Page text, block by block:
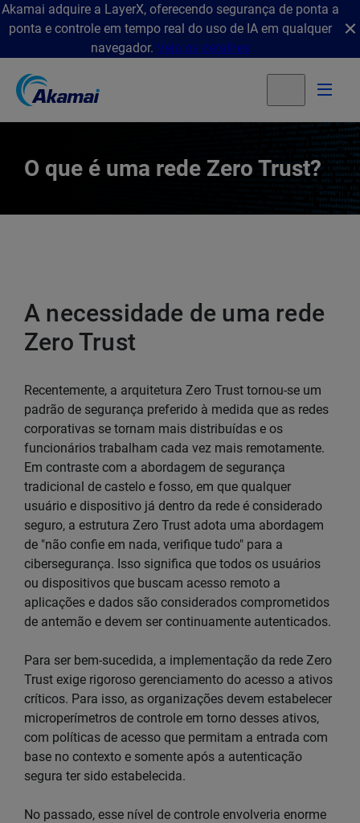
Akamai adquire a LayerX, oferecendo segurança de ponta a
ponta e controle em tempo real do uso de IA em qualquer
navegador. Veja os detalhes
O que é uma rede Zero Trust?
A necessidade de uma rede
Zero Trust
Recentemente, a arquitetura Zero Trust tornou-se um
padrão de segurança preferido à medida que as redes
corporativas se tornam mais distribuídas e os
funcionários trabalham cada vez mais remotamente.
Em contraste com a abordagem de segurança
tradicional de castelo e fosso, em que qualquer
usuário e dispositivo já dentro da rede é considerado
seguro, a estrutura Zero Trust adota uma abordagem
de "não confie em nada, verifique tudo" para a
cibersegurança. Isso significa que todos os usuários
ou dispositivos que buscam acesso remoto a
aplicações e dados são considerados comprometidos
de antemão e devem ser continuamente autenticados.
Para ser bem-sucedida, a implementação da rede Zero
Trust exige rigoroso gerenciamento do acesso a ativos
críticos. Para isso, as organizações devem estabelecer
microperímetros de controle em torno desses ativos,
com políticas de acesso que permitam a entrada com
base no contexto e somente após a autenticação
segura ter sido estabelecida.
No passado, esse nível de controle envolveria enorme